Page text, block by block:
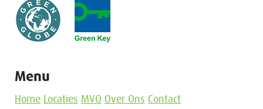
Menu
Home Locaties MVO Over Ons Contact